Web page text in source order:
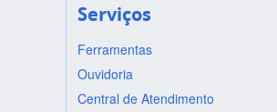
Serviços
Ferramentas
Ouvidoria
Central de Atendimento